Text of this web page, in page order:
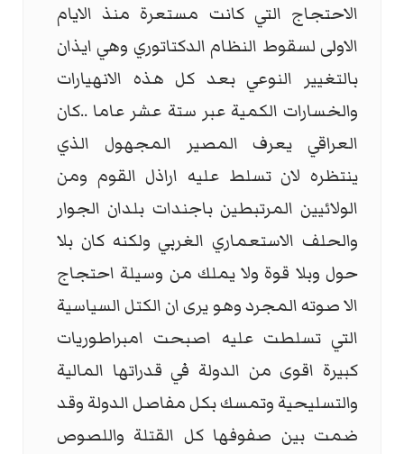
الاحتجاج التي كانت مستعرة منذ الايام
الاولى لسقوط النظام الدكتاتوري وهي ايذان
بالتغيير النوعي بعد كل هذه الانهيارات
والخسارات الكمية عبر ستة عشر عاما ..كان
العراقي يعرف المصير المجهول الذي
ينتظره لان تسلط عليه اراذل القوم ومن
الولائيين المرتبطين باجندات بلدان الجوار
والحلف الاستعماري الغربي ولكنه كان بلا
حول وبلا قوة ولا يملك من وسيلة احتجاج
الا صوته المجرد وهو يرى ان الكتل السياسية
التي تسلطت عليه اصبحت امبراطوريات
كبيرة اقوى من الدولة في قدراتها المالية
والتسليحية وتمسك بكل مفاصل الدولة وقد
ضمت بين صفوفها كل القتلة واللصوص